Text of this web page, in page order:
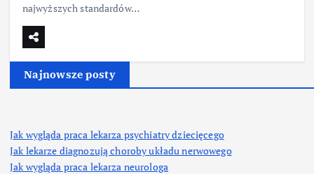
najwyższych standardów…
Najnowsze posty
Jak wygląda praca lekarza psychiatry dziecięcego
Jak lekarze diagnozują choroby układu nerwowego
Jak wygląda praca lekarza neurologa